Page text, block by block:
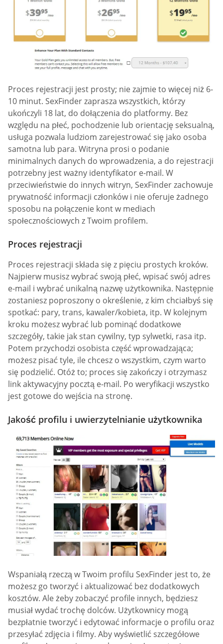
Proces rejestracji jest prosty; nie zajmie to więcej niż 6-
10 minut. SexFinder zaprasza wszystkich, którzy
ukończyli 18 lat, do dołączenia do platformy. Bez
względu na płeć, pochodzenie lub orientację seksualną,
usługa pozwala ludziom zarejestrować się jako osoba
samotna lub para. Witryna prosi o podanie
minimalnych danych do wprowadzenia, a do rejestracji
potrzebny jest ważny identyfikator e-mail. W
przeciwieństwie do innych witryn, SexFinder zachowuje
prywatność informacji członków i nie oferuje żadnego
sposobu na połączenie kont w mediach
społecznościowych z Twoim profilem.
Proces rejestracji
Proces rejestracji składa się z pięciu prostych kroków.
Najpierw musisz wybrać swoją płeć, wpisać swój adres
e-mail i wybrać unikalną nazwę użytkownika. Następnie
zostaniesz poproszony o określenie, z kim chciałbyś się
spotkać: pary, trans, kawaler/kobieta, itp. W kolejnym
kroku możesz wybrać lub pominąć dodatkowe
szczegóły, takie jak stan cywilny, typ sylwetki, rasa itp.
Potem przychodzi osobista część wprowadzająca;
możesz pisać tyle, ile chcesz o wszystkim, czym warto
się podzielić. Otóż to; proces się zakończy i otrzymasz
link aktywacyjny pocztą e-mail. Po weryfikacji wszystko
jest gotowe do wejścia na stronę.
Jakość profilu i uwierzytelnianie użytkownika
Wspaniałą rzeczą w Twoim profilu SexFinder jest to, że
możesz go tworzyć i aktualizować bez dodatkowych
kosztów. Ale żeby zobaczyć profile innych, będziesz
musiał wydać trochę dolców. Użytkownicy mogą
bezpłatnie tworzyć i edytować informacje o profilu oraz
przesyłać zdjęcia i filmy. Aby wyświetlić szczegółowe